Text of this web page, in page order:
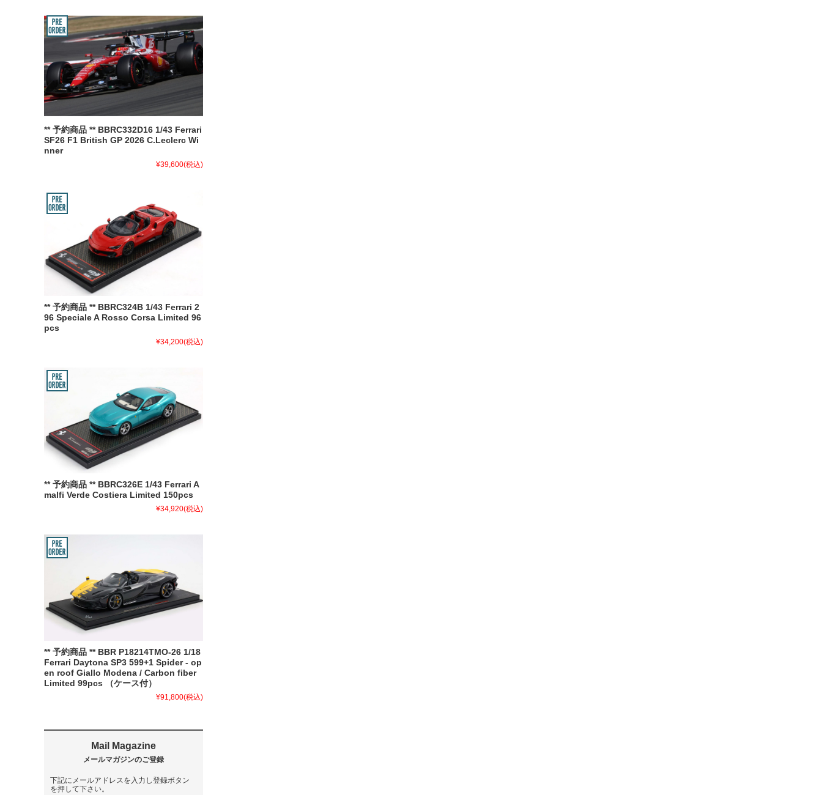
** 予約商品 ** BBRC332D16 1/43 Ferrari
SF26 F1 British GP 2026 C.Leclerc Wi
nner
¥39,600(税込)
** 予約商品 ** BBRC324B 1/43 Ferrari 2
96 Speciale A Rosso Corsa Limited 96
pcs
¥34,200(税込)
** 予約商品 ** BBRC326E 1/43 Ferrari A
malfi Verde Costiera Limited 150pcs
¥34,920(税込)
** 予約商品 ** BBR P18214TMO-26 1/18
Ferrari Daytona SP3 599+1 Spider - op
en roof Giallo Modena / Carbon fiber
Limited 99pcs （ケース付）
¥91,800(税込)
下記にメールアドレスを入力し登録ボタン
を押して下さい。